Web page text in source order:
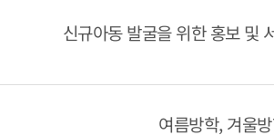
신규아동 발굴을 위한 홍보 및
여름방학, 겨울